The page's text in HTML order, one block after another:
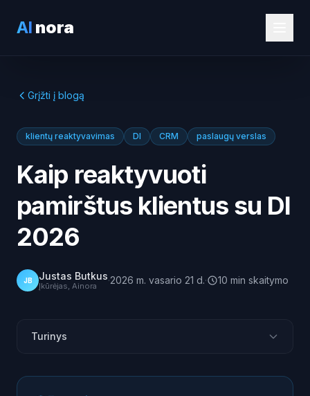
AI nora
Grįžti į blogą
klientų reaktyvavimas DI CRM paslaugų verslas
Kaip reaktyvuoti
pamirštus klientus su DI
2026
JB Justas Butkus
Įkūrėjas, Ainora ·2026 m. vasario 21 d.· 10 min skaitymo
Turinys
Ką reiškia „klientų reaktyvavimas“ su DI?